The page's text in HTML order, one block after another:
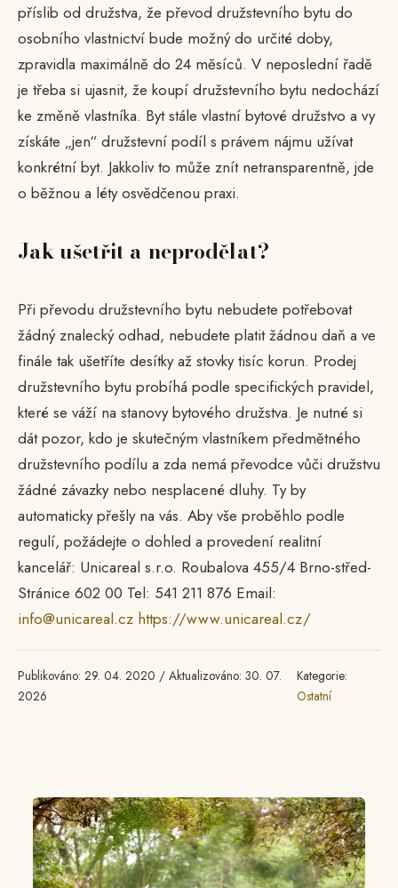
příslib od družstva, že převod družstevního bytu do
osobního vlastnictví bude možný do určité doby,
zpravidla maximálně do 24 měsíců. V neposlední řadě
je třeba si ujasnit, že koupí družstevního bytu nedochází
ke změně vlastníka. Byt stále vlastní bytové družstvo a vy
získáte „jen“ družstevní podíl s právem nájmu užívat
konkrétní byt. Jakkoliv to může znít netransparentně, jde
o běžnou a léty osvědčenou praxi.
Jak ušetřit a neprodělat?
Při převodu družstevního bytu nebudete potřebovat
žádný znalecký odhad, nebudete platit žádnou daň a ve
finále tak ušetříte desítky až stovky tisíc korun. Prodej
družstevního bytu probíhá podle specifických pravidel,
které se váží na stanovy bytového družstva. Je nutné si
dát pozor, kdo je skutečným vlastníkem předmětného
družstevního podílu a zda nemá převodce vůči družstvu
žádné závazky nebo nesplacené dluhy. Ty by
automaticky přešly na vás. Aby vše proběhlo podle
regulí, požádejte o dohled a provedení realitní
kancelář: Unicareal s.r.o. Roubalova 455/4 Brno-střed-
Stránice 602 00 Tel: 541 211 876 Email:
info@unicareal.cz https://www.unicareal.cz/
Publikováno: 29. 04. 2020 / Aktualizováno: 30. 07.
2026
Kategorie:
Ostatní